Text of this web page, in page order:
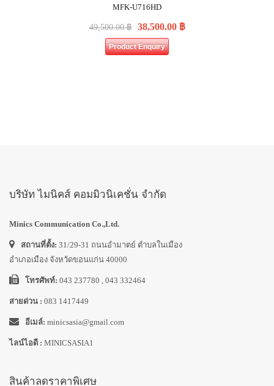
MFK-U716HD
49,500.00฿ 38,500.00 ฿
Product Enquiry
บริษัท ไมนิคส์ คอมมิวนิเคชั่น จำกัด
Minics Communication Co.,Ltd.
สถานที่ตั้ง: 31/29-31 ถนนอำมาตย์ ตำบลในเมือง
อำเภอเมือง จังหวัดขอนแก่น 40000
โทรศัพท์: 043 237780 , 043 332464
สายด่วน : 083 1417449
อีเมล์: minicsasia@gmail.com
ไลน์ไอดี : MINICSASIA1
สินค้าลดราคาพิเศษ